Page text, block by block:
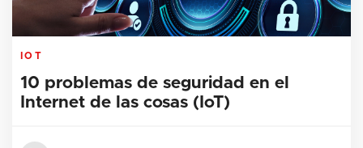
IOT
10 problemas de seguridad en el
Internet de las cosas (IoT)